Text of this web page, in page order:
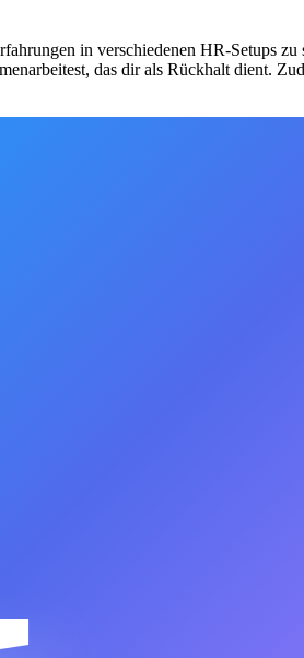
in verschiedenen HR-Setups zu
das dir als Rückhalt dient.